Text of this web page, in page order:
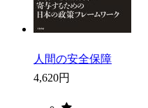
人間の安全保障
4,620円